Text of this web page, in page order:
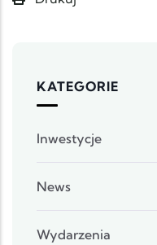
KATEGORIE
Inwestycje
News
Wydarzenia